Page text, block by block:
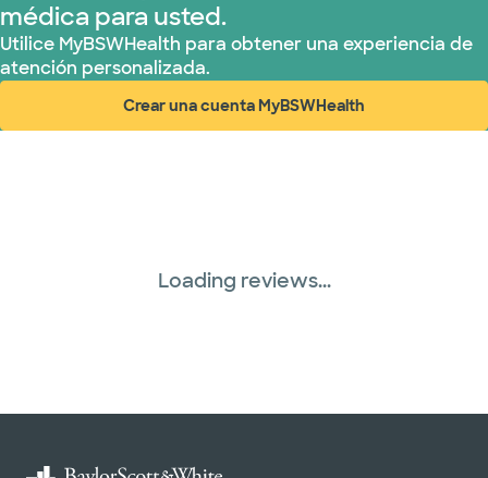
Plan de Salud Superior (3 planes)
TriWest HealthCare (1 planes)
United HealthCare (28 planes)
médica para usted.
Utilice MyBSWHealth para obtener una experiencia de
atención personalizada.
Crear una cuenta MyBSWHealth
(abre en ventana nueva)
Loading reviews...